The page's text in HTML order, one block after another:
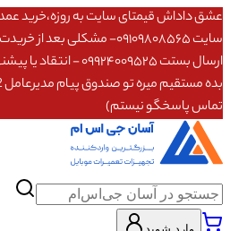
عشق داداش قیمتای سایت به روزه،خرید
ارسال بستت
تماس پاسخگو نیستم)